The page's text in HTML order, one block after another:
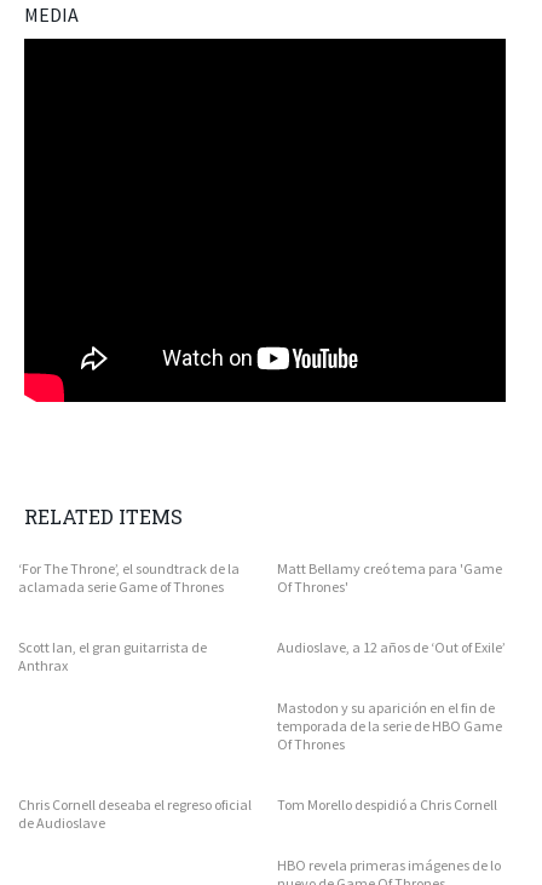
MEDIA
RELATED ITEMS
‘For The Throne’, el soundtrack de la
aclamada serie Game of Thrones
Matt Bellamy creó tema para 'Game
Of Thrones'
Scott Ian, el gran guitarrista de
Anthrax
Audioslave, a 12 años de ‘Out of Exile’
Mastodon y su aparición en el fin de
temporada de la serie de HBO Game
Of Thrones
Chris Cornell deseaba el regreso oficial
de Audioslave
Tom Morello despidió a Chris Cornell
HBO revela primeras imágenes de lo